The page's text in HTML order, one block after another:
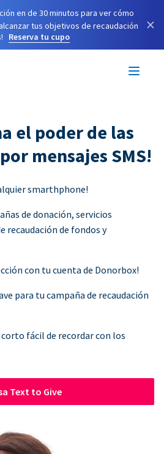
en de 30 minutos para ver cómo
tus objetivos de recaudación
Reserva tu cupo
×
el poder de las
mensajes SMS!
smarthphone!
de donación, servicios
recaudación de fondos y
con tu cuenta de Donorbox!
para tu campaña de recaudación
fácil de recordar con los
Text to Give